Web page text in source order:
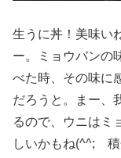
生うに丼！美味い
ー。ミョウバンの
べた時、その味に
だろうと。まー、
るので、ウニはミ
しいかもね(^^; 積